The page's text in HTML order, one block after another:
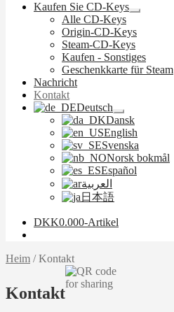
Kaufen Sie CD-Keys
Untermenü
Alle CD-Keys
Origin-CD-Keys
Steam-CD-Keys
Kaufen - Sonstiges
Geschenkkarte für Steam
Nachricht
Kontakt
Deutsch
Untermenü
ausklappen
Dansk
English
Svenska
Norsk bokmål
Español
العربية
日本語
DKK0.000-Artikel
Heim /Kontakt
Kontakt